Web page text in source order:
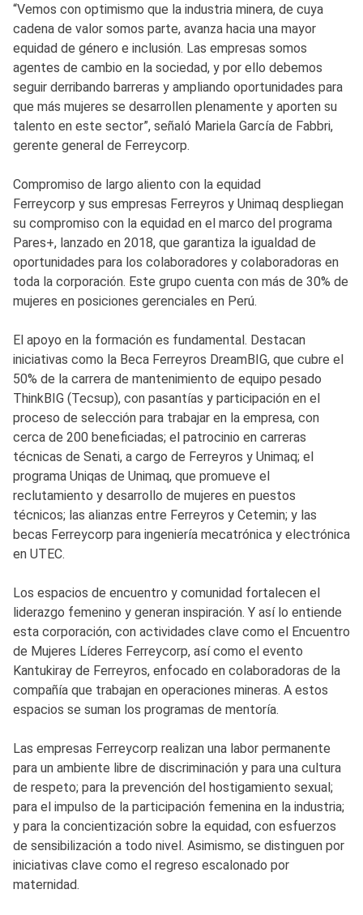
“Vemos con optimismo que la industria minera, de cuya
cadena de valor somos parte, avanza hacia una mayor
equidad de género e inclusión. Las empresas somos
agentes de cambio en la sociedad, y por ello debemos
seguir derribando barreras y ampliando oportunidades para
que más mujeres se desarrollen plenamente y aporten su
talento en este sector”, señaló Mariela García de Fabbri,
gerente general de Ferreycorp.
Compromiso de largo aliento con la equidad
Ferreycorp y sus empresas Ferreyros y Unimaq despliegan
su compromiso con la equidad en el marco del programa
Pares+, lanzado en 2018, que garantiza la igualdad de
oportunidades para los colaboradores y colaboradoras en
toda la corporación. Este grupo cuenta con más de 30% de
mujeres en posiciones gerenciales en Perú.
El apoyo en la formación es fundamental. Destacan
iniciativas como la Beca Ferreyros DreamBIG, que cubre el
50% de la carrera de mantenimiento de equipo pesado
ThinkBIG (Tecsup), con pasantías y participación en el
proceso de selección para trabajar en la empresa, con
cerca de 200 beneficiadas; el patrocinio en carreras
técnicas de Senati, a cargo de Ferreyros y Unimaq; el
programa Uniqas de Unimaq, que promueve el
reclutamiento y desarrollo de mujeres en puestos
técnicos; las alianzas entre Ferreyros y Cetemin; y las
becas Ferreycorp para ingeniería mecatrónica y electrónica
en UTEC.
Los espacios de encuentro y comunidad fortalecen el
liderazgo femenino y generan inspiración. Y así lo entiende
esta corporación, con actividades clave como el Encuentro
de Mujeres Líderes Ferreycorp, así como el evento
Kantukiray de Ferreyros, enfocado en colaboradoras de la
compañía que trabajan en operaciones mineras. A estos
espacios se suman los programas de mentoría.
Las empresas Ferreycorp realizan una labor permanente
para un ambiente libre de discriminación y para una cultura
de respeto; para la prevención del hostigamiento sexual;
para el impulso de la participación femenina en la industria;
y para la concientización sobre la equidad, con esfuerzos
de sensibilización a todo nivel. Asimismo, se distinguen por
iniciativas clave como el regreso escalonado por
maternidad.